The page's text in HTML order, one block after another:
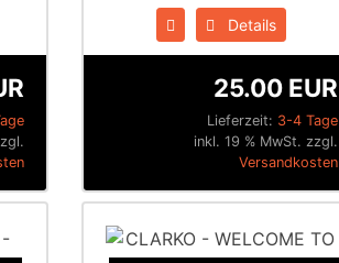
Details
Lieferzeit: 3-4 Tage
25.00 EUR
inkl. 19 % MwSt. zzgl.
Versandkosten